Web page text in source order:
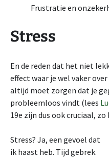
Frustratie en
Stress
En de reden dat het niet
effect waar je wel vaker
altijd moet zorgen dat je
probleemloos vindt (lees
19e zijn dus ook cruciaal,
Stress? Ja, een gevoel dat
ik haast heb. Tijd gebrek.